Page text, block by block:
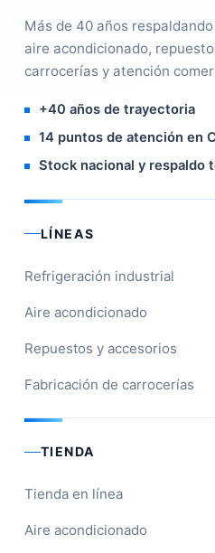
Más de 40 años
aire acondicionado,
carrocerías y atención
+40 años de trayectoria
14 puntos de atención en
Stock nacional y respaldo
LÍNEAS
Refrigeración industrial
Aire acondicionado
Repuestos y accesorios
Fabricación de carrocerías
TIENDA
Tienda en línea
Aire acondicionado